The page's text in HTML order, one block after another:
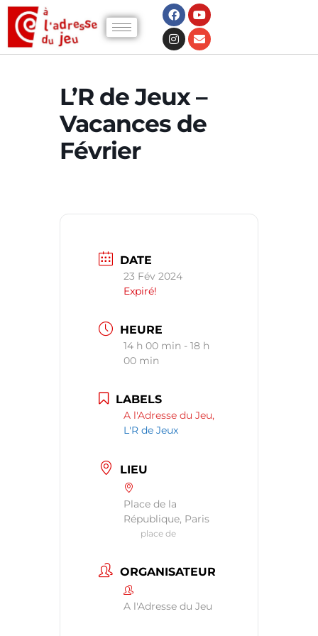
L’R de Jeux –
Vacances de
Février
DATE
23 Fév 2024
Expiré!
HEURE
14 h 00 min - 18 h
00 min
LABELS
A l'Adresse du Jeu,
L'R de Jeux
LIEU
Place de la
République, Paris
place de
ORGANISATEUR
A l'Adresse du Jeu